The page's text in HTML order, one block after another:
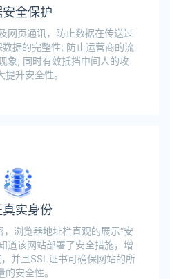
安全保护
网页通讯，防止数据在传送过
据的完整性; 防止运营商的流
象; 同时有效抵挡中间人的攻
提升安全性。
实身份
浏览器地址栏直观的展示“安
道该网站部署了安全措施，增
并且SSL证书可确保网站的所
的安全性。